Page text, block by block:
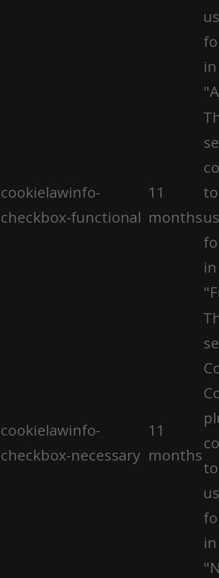
cookielawinfo-
checkbox-functional
11
months
cookielawinfo-
checkbox-necessary
11
months